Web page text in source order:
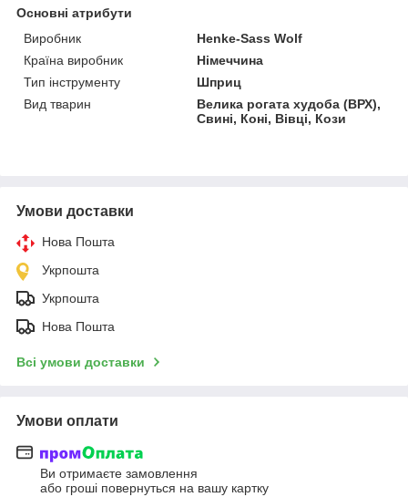
Основні атрибути
Виробник
Henke-Sass Wolf
Країна виробник
Німеччина
Тип інструменту
Шприц
Вид тварин
Велика рогата худоба (ВРХ),
Свині, Коні, Вівці, Кози
Умови доставки
Нова Пошта
Укрпошта
Укрпошта
Нова Пошта
Всі умови доставки
Умови оплати
Ви отримаєте замовлення
або гроші повернуться на вашу картку